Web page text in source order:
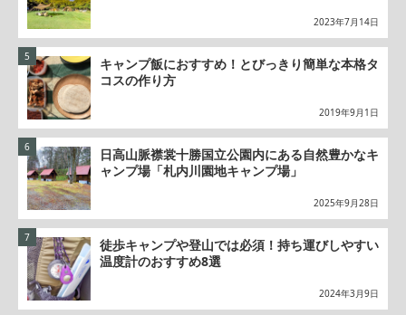
2023年7月14日
キャンプ飯におすすめ！とびっきり簡単な本格タ
コスの作り方
2019年9月1日
日高山脈襟裳十勝国立公園内にある自然豊かなキ
ャンプ場「札内川園地キャンプ場」
2025年9月28日
徒歩キャンプや登山では必須！持ち運びしやすい
温度計のおすすめ8選
2024年3月9日